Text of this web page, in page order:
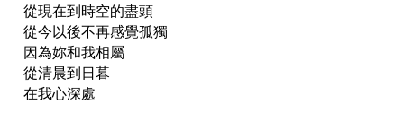
從現在到時空的盡頭
從今以後不再感覺孤獨
因為妳和我相屬
從清晨到日暮
在我心深處